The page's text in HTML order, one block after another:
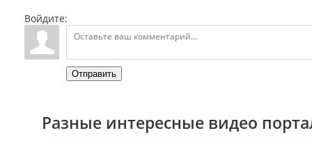
Войдите:
Отправить
Разные интересные видео